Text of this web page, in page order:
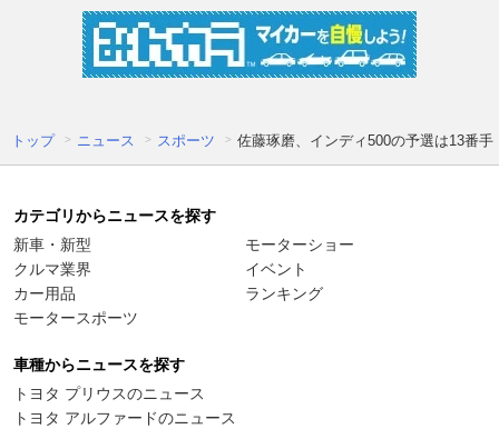
トップ ニュース スポーツ 佐藤琢磨、インディ500の予選は13番
カテゴリからニュースを探す
新車・新型
クルマ業界
カー用品
モータースポーツ
モーターショー
イベント
ランキング
車種からニュースを探す
トヨタ プリウスのニュース
トヨタ アルファードのニュース